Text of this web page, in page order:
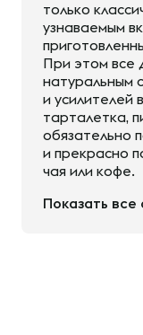
только
узнаваемым
При этом все
натуральным
и усилителей
тарталетка,
обязательно
и прекрасно
чая или кофе.
Показать все